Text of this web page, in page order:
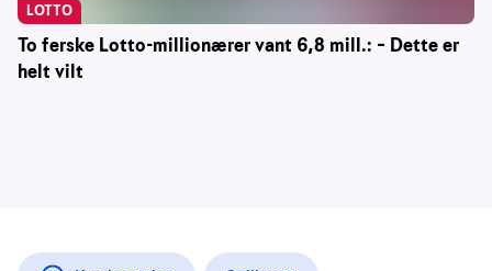
To ferske Lotto-millionærer vant 6,8 mill.: – Dette er
helt vilt
LOTTO